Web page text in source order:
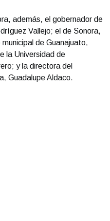
además, el gobernador de
Vallejo; el de Sonora,
de Guanajuato,
la Universidad de
y la directora del
Guadalupe Aldaco.